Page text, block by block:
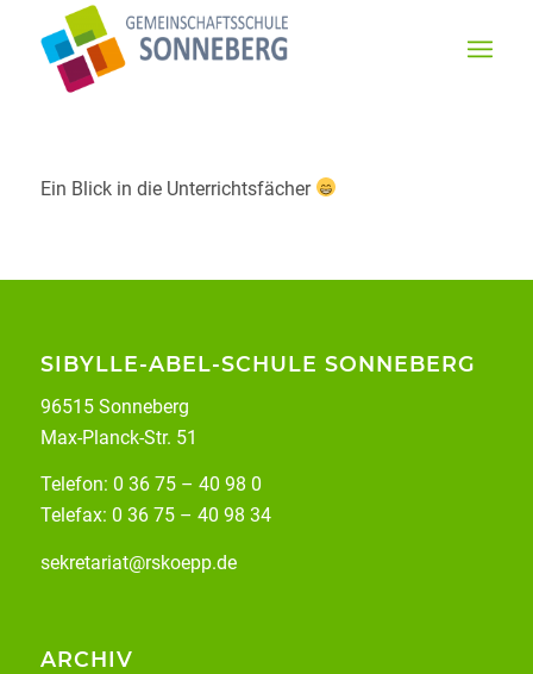
Ein Blick in die Unterrichtsfächer
SIBYLLE-ABEL-SCHULE SONNEBERG
96515 Sonneberg
Max-Planck-Str. 51
Telefon: 0 36 75 – 40 98 0
Telefax: 0 36 75 – 40 98 34
sekretariat@rskoepp.de
ARCHIV